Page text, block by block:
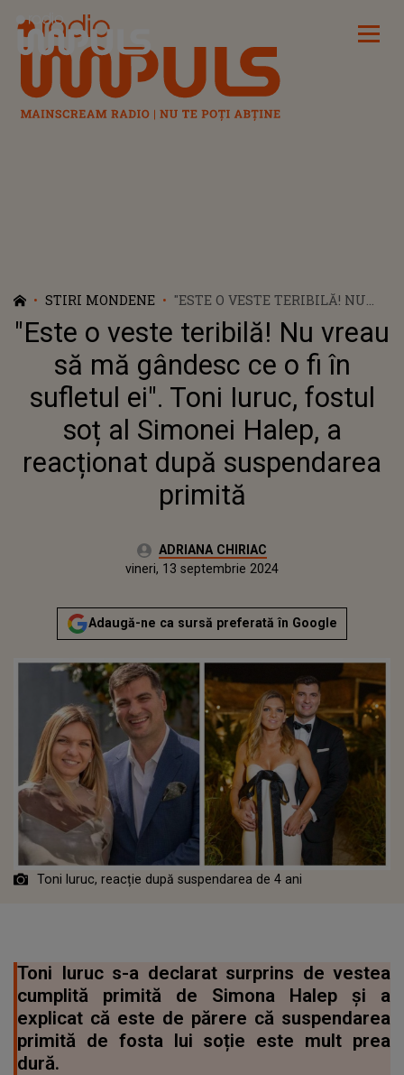
Radio Impuls
STIRI MONDENE
"ESTE O VESTE TERIBILĂ! NU
VREAU SĂ MĂ GÂNDESC CE O FI
ÎN SUFLETUL EI". TONI IURUC,
FOSTUL SOȚ AL SIMONEI
HALEP, A REACȚIONAT DUPĂ
SUSPENDAREA PRIMITĂ
"Este o veste teribilă! Nu vreau
să mă gândesc ce o fi în
sufletul ei". Toni Iuruc, fostul
soț al Simonei Halep, a
reacționat după suspendarea
primită
Autor:ADRIANA CHIRIAC
miercuri, 13 septembrie 2023
Actualizat:
vineri, 13 septembrie 2024
Adaugă-ne ca sursă preferată în Google
Toni Iuruc, reacție după suspendarea de 4 ani
Toni Iuruc s-a declarat surprins de vestea
cumplită primită de Simona Halep și a
explicat că este de părere că suspendarea
primită de fosta lui soție este mult prea
dură.